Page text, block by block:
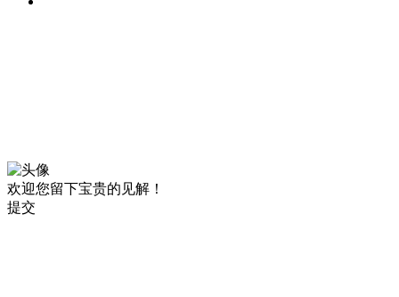
欢迎您留下宝贵的见解！
提交